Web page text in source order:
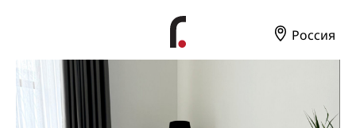
Россия